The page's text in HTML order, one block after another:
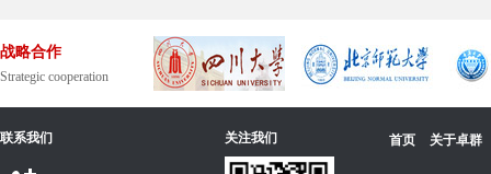
战略合作
Strategic cooperation
联系我们 关注我们 首页 关于卓群